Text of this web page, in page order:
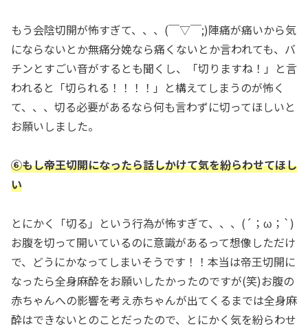
もう会陰切開が怖すぎて、、、(￣▽￣;)陣痛が痛いから気
にならないとか無痛分娩なら痛くないとか言われても、バ
チンとすごい音がするとも聞くし、「切りますね！」と言
われると「切られる！！！！」と構えてしまうのが怖く
て、、、切る必要があるなら何も言わずに切ってほしいと
お願いしました。
⑥もし帝王切開になったら話しかけて気を紛らわせてほし
い
とにかく「切る」という行為が怖すぎて、、、(´；ω；`)
お腹を切って開いているのに意識があるって想像しただけ
で、どうにかなってしまいそうです！！本当は帝王切開に
なったら全身麻酔をお願いしたかったのですが(笑)お腹の
赤ちゃんへの影響を考え赤ちゃんが出てくるまでは全身麻
酔はできないとのことだったので、とにかく気を紛らわせ